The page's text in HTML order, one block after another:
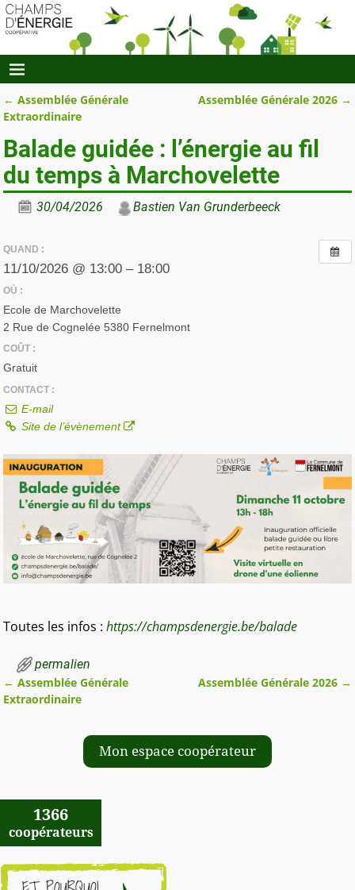
Navigation des articles
← Assemblée Générale
Extraordinaire
Assemblée Générale 2026 →
Balade guidée : l’énergie au fil
du temps à Marchovelette
30/04/2026 Bastien Van Grunderbeeck
QUAND :
11/10/2026 @ 13:00 – 18:00
OÙ :
Ecole de Marchovelette
2 Rue de Cognelée 5380 Fernelmont
COÛT :
Gratuit
CONTACT :
E-mail
Site de l’évènement
Toutes les infos :https://champsdenergie.be/balade
permalien
Navigation des articles
← Assemblée Générale
Extraordinaire
Assemblée Générale 2026 →
Mon espace coopérateur
1366
coopérateurs